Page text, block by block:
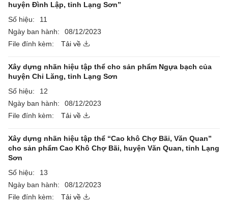
huyện Đình Lập, tỉnh Lạng Sơn”
Số hiệu:
11
Ngày ban hành:
08/12/2023
File đính kèm:
Tải về
Xây dựng nhãn hiệu tập thể cho sản phẩm Ngựa bạch của
huyện Chi Lăng, tỉnh Lạng Sơn
Số hiệu:
12
Ngày ban hành:
08/12/2023
File đính kèm:
Tải về
Xây dựng nhãn hiệu tập thể “Cao khô Chợ Bãi, Văn Quan”
cho sản phẩm Cao Khô Chợ Bãi, huyện Văn Quan, tỉnh Lạng
Sơn
Số hiệu:
13
Ngày ban hành:
08/12/2023
File đính kèm:
Tải về